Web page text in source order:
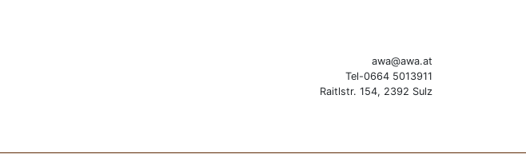
awa@awa.at
Tel-0664 5013911
Raitlstr. 154, 2392 Sulz